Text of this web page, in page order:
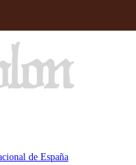
de España